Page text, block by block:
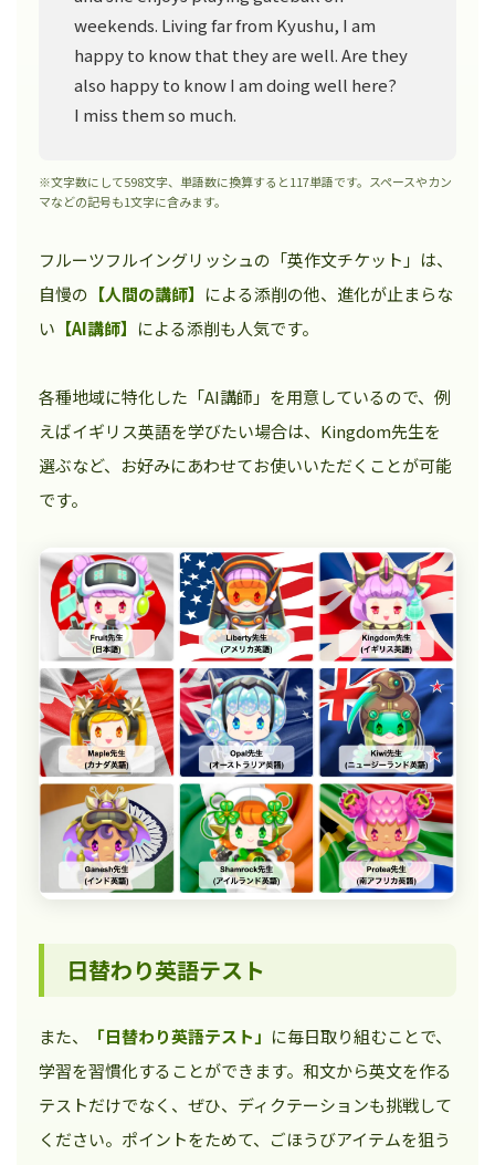
weekends. Living far from Kyushu, I am
happy to know that they are well. Are they
also happy to know I am doing well here?
I miss them so much.
※文字数にして598文字、単語数に換算すると117単語です。スペースやカン
マなどの記号も1文字に含みます。
フルーツフルイングリッシュの「英作文チケット」は、
自慢の 【人間の講師】 による添削の他、進化が止まらな
い 【AI講師】 による添削も人気です。
各種地域に特化した「AI講師」を用意しているので、例
えばイギリス英語を学びたい場合は、Kingdom先生を
選ぶなど、お好みにあわせてお使いいただくことが可能
です。
日替わり英語テスト
また、 「日替わり英語テスト」 に毎日取り組むことで、
学習を習慣化することができます。和文から英文を作る
テストだけでなく、ぜひ、ディクテーションも挑戦して
ください。ポイントをためて、ごほうびアイテムを狙う